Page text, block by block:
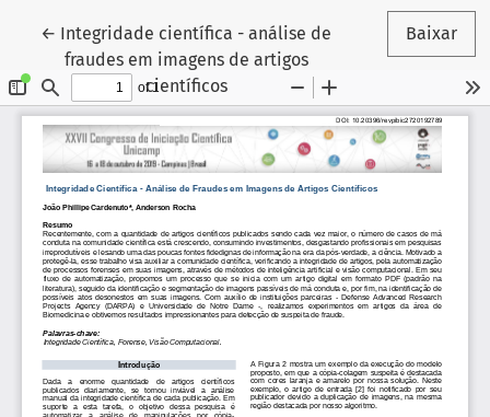
← Voltar aos Detalhes do Artigo
Integridade científica - análise de
fraudes em imagens de artigos
científicos
Baixar